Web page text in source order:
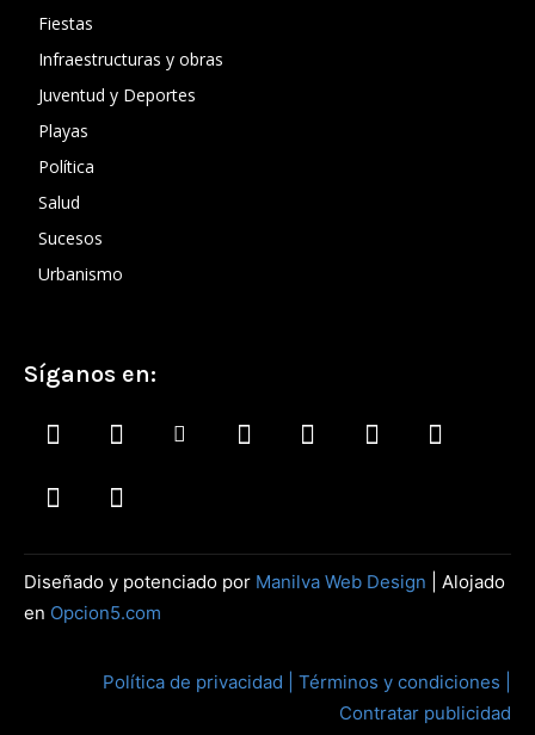
Fiestas
Infraestructuras y obras
Juventud y Deportes
Playas
Política
Salud
Sucesos
Urbanismo
Síganos en:
Diseñado y potenciado por Manilva Web Design | Alojado
en Opcion5.com
Política de privacidad | Términos y condiciones |
Contratar publicidad